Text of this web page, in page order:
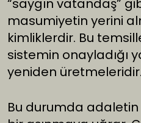
“saygın vatandaş”
masumiyetin yerini
kimliklerdir. Bu
sistemin onayladığı
yeniden üretmeleridir.
Bu durumda